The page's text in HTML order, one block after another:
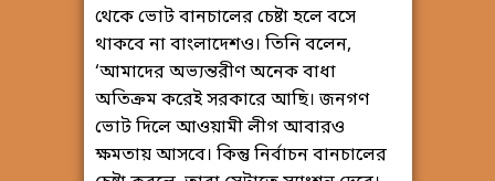
থেকে ভোট বানচালের চেষ্টা হলে বসে
থাকবে না বাংলাদেশও। তিনি বলেন,
‘আমাদের অভ্যন্তরীণ অনেক বাধা
অতিক্রম করেই সরকারে আছি। জনগণ
ভোট দিলে আওয়ামী লীগ আবারও
ক্ষমতায় আসবে। কিন্তু নির্বাচন বানচালের